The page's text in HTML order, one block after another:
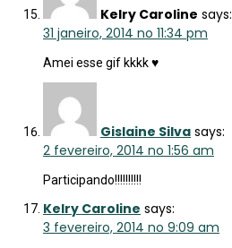
Kelry Caroline says:
31 janeiro, 2014 no 11:34 pm
Amei esse gif kkkk ♥
Gislaine Silva says:
2 fevereiro, 2014 no 1:56 am
Participando!!!!!!!!!!
Kelry Caroline says:
3 fevereiro, 2014 no 9:09 am